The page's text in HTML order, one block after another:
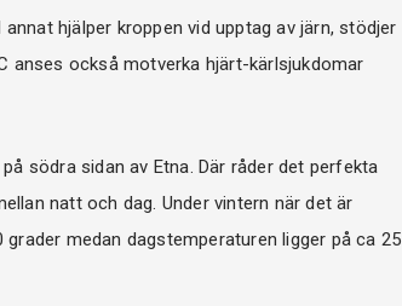
hjälper kroppen vid upptag av järn, stödjer
anses också motverka hjärt-kärlsjukdomar
södra sidan av Etna. Där råder det perfekta
natt och dag. Under vintern när det är
medan dagstemperaturen ligger på ca 25